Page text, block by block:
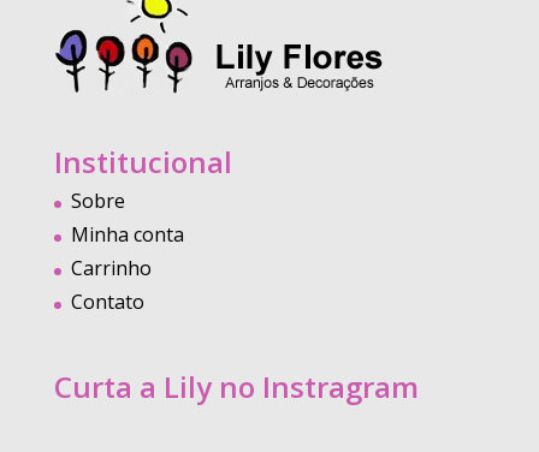
Institucional
Sobre
Minha conta
Carrinho
Contato
Curta a Lily no Instragram